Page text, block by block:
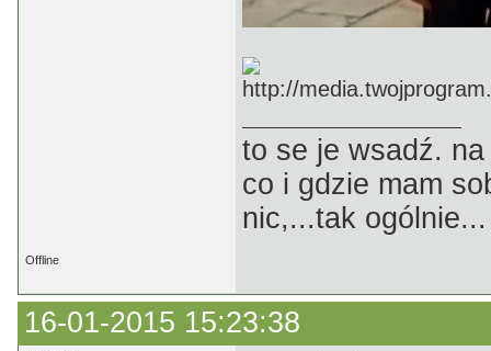
to se je wsadź. na
co i gdzie mam
nic,...tak ogólnie...
Offline
16-01-2015 15:23:38